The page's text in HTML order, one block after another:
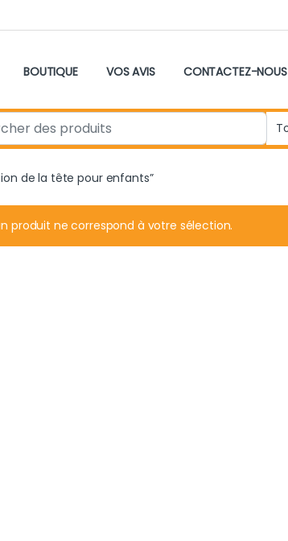
BOUTIQUE VOS AVIS CONTACTEZ-NOUS
de la tête pour enfants”
produit ne correspond à votre sélection.